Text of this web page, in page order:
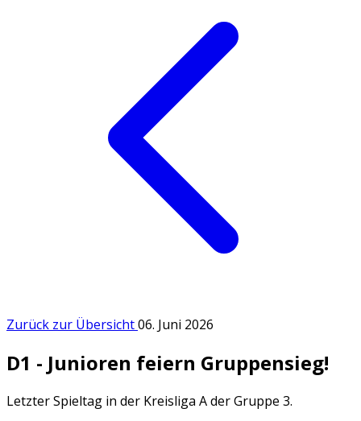
Zurück zur Übersicht06. Juni 2026
D1 - Junioren feiern Gruppensieg!
Letzter Spieltag in der Kreisliga A der Gruppe 3.